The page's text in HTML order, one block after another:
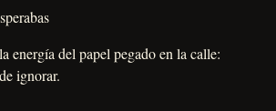
energía del papel pegado en la calle:
ignorar.